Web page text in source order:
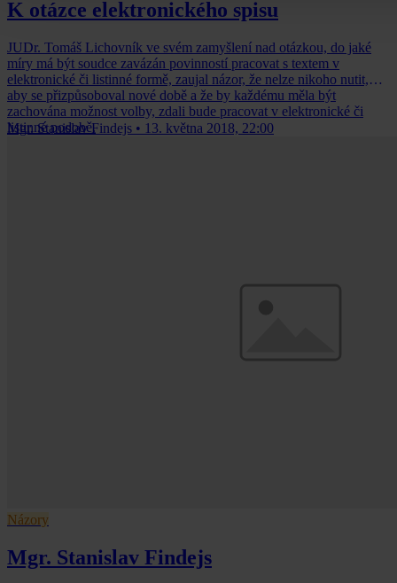
K otázce elektronického spisu
JUDr. Tomáš Lichovník ve svém zamyšlení nad otázkou, do jaké
míry má být soudce zavázán povinností pracovat s textem v
elektronické či listinné formě, zaujal názor, že nelze nikoho nutit,
aby se přizpůsoboval nové době a že by každému měla být
zachována možnost volby, zdali bude pracovat v elektronické či
listinné podobě.
Mgr. Stanislav Findejs • 13. května 2018, 22:00
Názory
Mgr. Stanislav Findejs